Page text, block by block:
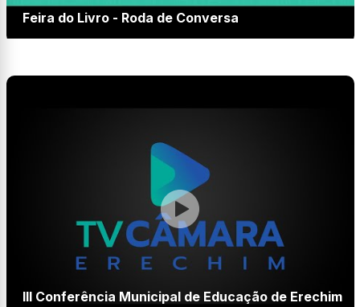
Feira do Livro - Roda de Conversa
III Conferência Municipal de Educação de Erechim